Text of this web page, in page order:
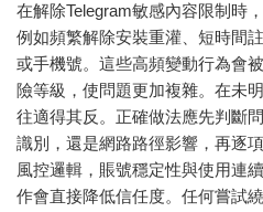
在解除Telegram敏感內容限制時
例如頻繁解除安裝重灌、短時間
或手機號。這些高頻變動行為會
險等級，使問題更加複雜。在未
往適得其反。正確做法應先判斷
識別，還是網路路徑影響，再逐
風控邏輯，賬號穩定性與使用連
作會直接降低信任度。任何嘗試